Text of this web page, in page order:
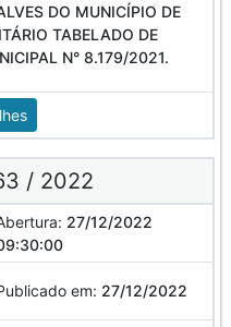
DO MUNICÍPIO DE
TABELADO DE
N° 8.179/2021.
/ 2022
27/12/2022
em: 27/12/2022